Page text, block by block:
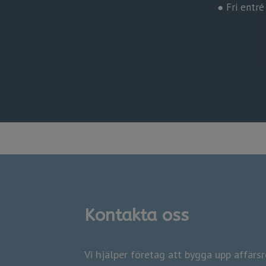
● Fri
Kontakta oss
​​​​​​​Vi hjälper företag att bygga upp